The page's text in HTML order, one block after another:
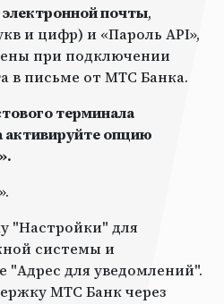
электронной почты,
и цифр) и «Пароль API»,
при подключении
в письме от МТС Банка.
терминала
активируйте опцию
"Настройки" для
системы и
"Адрес для уведомлений".
МТС Банк через